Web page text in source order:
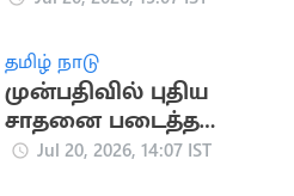
தமிழ் நாடு
முன்பதிவில் புதிய
சாதனை படைத்த
ஜனநாயகன்
Jul 20, 2026, 14:07 IST